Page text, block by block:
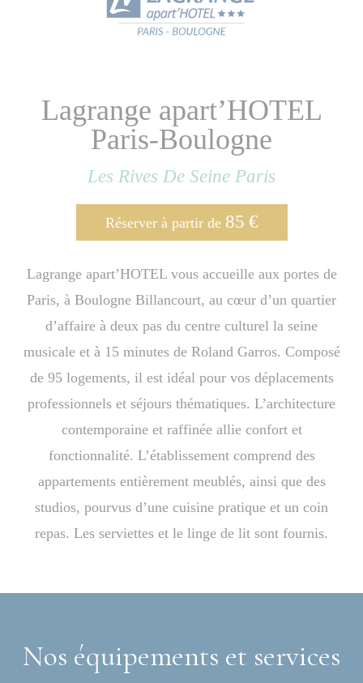
Lagrange apart’HOTEL
Paris-Boulogne
Les Rives De Seine Paris
Réserver à partir de 85 €
Lagrange apart’HOTEL vous accueille aux portes de
Paris, à Boulogne Billancourt, au cœur d’un quartier
d’affaire à deux pas du centre culturel la seine
musicale et à 15 minutes de Roland Garros. Composé
de 95 logements, il est idéal pour vos déplacements
professionnels et séjours thématiques. L’architecture
contemporaine et raffinée allie confort et
fonctionnalité. L’établissement comprend des
appartements entièrement meublés, ainsi que des
studios, pourvus d’une cuisine pratique et un coin
repas. Les serviettes et le linge de lit sont fournis.
Nos équipements et services